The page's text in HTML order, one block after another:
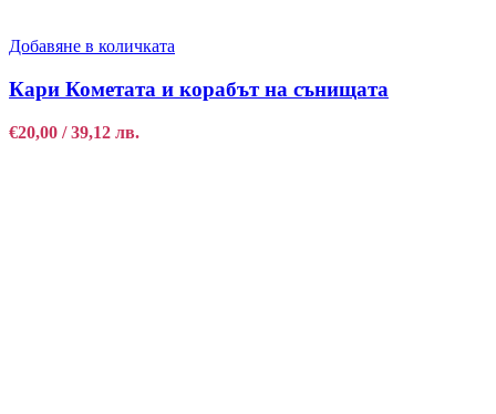
Добавяне в количката
Кари Кометата и корабът на сънищата
€20,00 / 39,12 лв.